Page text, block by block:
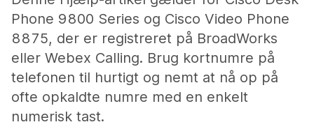
Phone 9800 Series og Cisco Video Phone
8875, der er registreret på BroadWorks
eller Webex Calling. Brug kortnumre på
telefonen til hurtigt og nemt at nå op på
ofte opkaldte numre med en enkelt
numerisk tast.